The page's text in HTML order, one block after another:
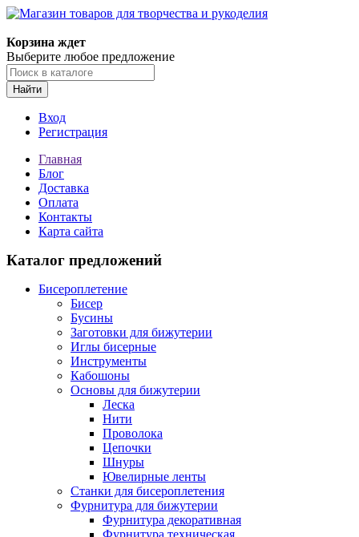
Корзина ждет
Выберите любое предложение
Найти
Вход
Регистрация
Главная
Блог
Доставка
Оплата
Контакты
Карта сайта
Каталог предложений
Бисероплетение
Бисер
Бусины
Заготовки для бижутерии
Иглы бисерные
Инструменты
Кабошоны
Основы для бижутерии
Леска
Нити
Проволока
Цепочки
Шнуры
Ювелирные ленты
Станки для бисероплетения
Фурнитура для бижутерии
Фурнитура декоративная
Фурнитура техническая